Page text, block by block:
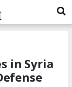
in Syria